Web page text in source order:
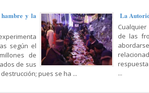
Armamentos y utensilios
decorados artísticamente
Pintura
Cerámicas islámicas
Religión,
Mujer,
Doctrina
y la
según el
de
de sus
pues se ha ...
La
de las
...